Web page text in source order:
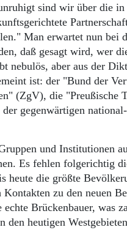
Login
sind wir über die in
Man erwartet nun bei
daß gesagt wird, wer
nebulös, aber aus der
ist: der "Bund der
(ZgV), die "Preußische
gegenwärtigen
und Institutionen
Es fehlen folgerichtig
heute die größte
zu den neuen
Brückenbauer, was
heutigen